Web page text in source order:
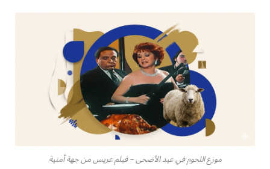
موزع اللحوم في عيد الأضحى – فيلم عريس من جهة أمنية